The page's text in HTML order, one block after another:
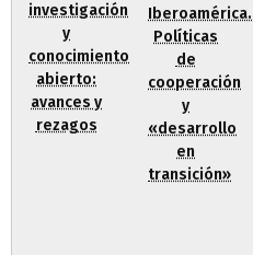
investigación
y
conocimiento
abierto:
avances y
rezagos
Iberoamérica.
Políticas
de
cooperación
y
«desarrollo
en
transición»